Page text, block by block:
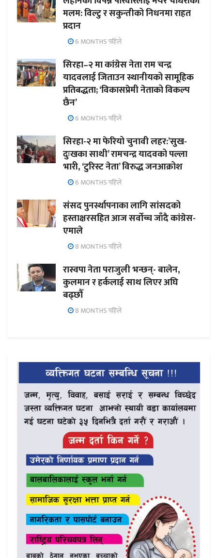
मलम: विल्टु र सकुन्तीको निधनमा राहत
प्रदान
6 MONTHS पहिले
सिरहा–२ मा कांग्रेस नेता राम चन्द्र
यादवलाई जिताउन स्थानीयको सामूहिक
प्रतिबद्धता; ‘विकासप्रेमी नेताको विकल्प
छैन’
6 MONTHS पहिले
सिरहा-२ मा फेरियो चुनावी लहर:’सुख-
दुःखका साथी’ रामचन्द्र यादवको पल्ला
भारी, ‘टुरिस्ट नेता’ विरुद्ध जनआक्रोश
6 MONTHS पहिले
संसद पुनर्स्थापनाका लागि सांसदको
हस्ताक्षरसहित आज सर्वोच्च जाँदै कांग्रेस-
एमाले
8 MONTHS पहिले
रास्वपा नेता पराजुली भन्छन्- बालेन,
कुलमान र हर्कलाई साथ लिएर अघि
बढ्छौँ
8 MONTHS पहिले